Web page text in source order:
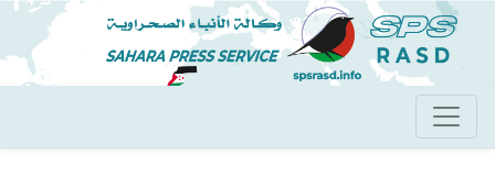
تجاوز
إلى
المحتوى
الرئيسي